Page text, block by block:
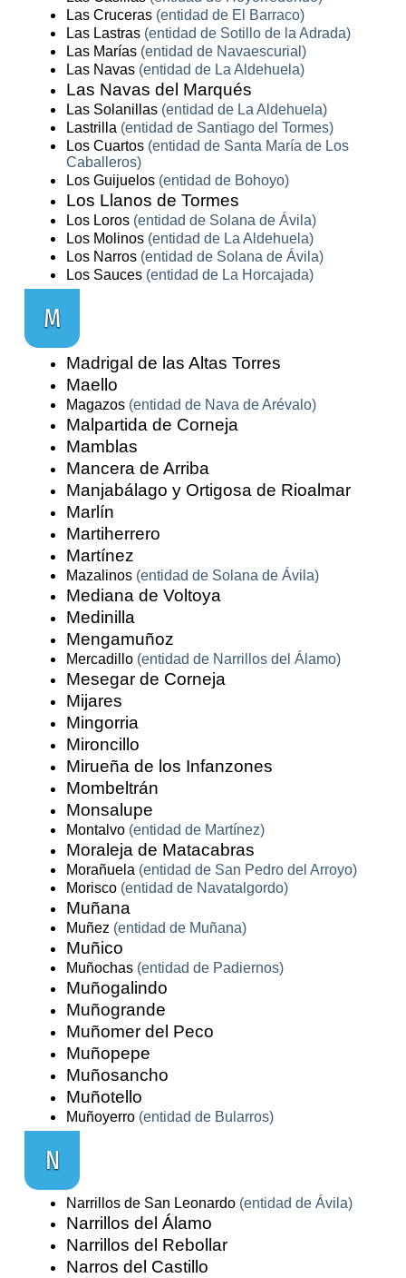
Las Cruceras (entidad de El Barraco)
Las Lastras (entidad de Sotillo de la Adrada)
Las Marías (entidad de Navaescurial)
Las Navas (entidad de La Aldehuela)
Las Navas del Marqués
Las Solanillas (entidad de La Aldehuela)
Lastrilla (entidad de Santiago del Tormes)
Los Cuartos (entidad de Santa María de Los
Caballeros)
Los Guijuelos (entidad de Bohoyo)
Los Llanos de Tormes
Los Loros (entidad de Solana de Ávila)
Los Molinos (entidad de La Aldehuela)
Los Narros (entidad de Solana de Ávila)
Los Sauces (entidad de La Horcajada)
M
Madrigal de las Altas Torres
Maello
Magazos (entidad de Nava de Arévalo)
Malpartida de Corneja
Mamblas
Mancera de Arriba
Manjabálago y Ortigosa de Rioalmar
Marlín
Martiherrero
Martínez
Mazalinos (entidad de Solana de Ávila)
Mediana de Voltoya
Medinilla
Mengamuñoz
Mercadillo (entidad de Narrillos del Álamo)
Mesegar de Corneja
Mijares
Mingorria
Mironcillo
Mirueña de los Infanzones
Mombeltrán
Monsalupe
Montalvo (entidad de Martínez)
Moraleja de Matacabras
Morañuela (entidad de San Pedro del Arroyo)
Morisco (entidad de Navatalgordo)
Muñana
Muñez (entidad de Muñana)
Muñico
Muñochas (entidad de Padiernos)
Muñogalindo
Muñogrande
Muñomer del Peco
Muñopepe
Muñosancho
Muñotello
Muñoyerro (entidad de Bularros)
N
Narrillos de San Leonardo (entidad de Ávila)
Narrillos del Álamo
Narrillos del Rebollar
Narros del Castillo